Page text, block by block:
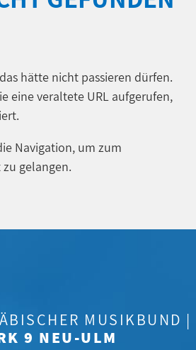
hätte nicht passieren dürfen.
eine veraltete URL aufgerufen,
Navigation, um zum
gelangen.
MUSIKBUND |
9 NEU-ULM